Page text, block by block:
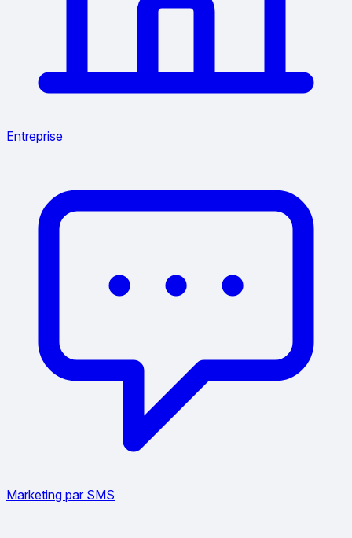
Entreprise
Marketing par SMS